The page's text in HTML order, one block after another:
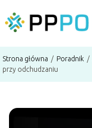
Strona główna / Poradnik /
przy odchudzaniu